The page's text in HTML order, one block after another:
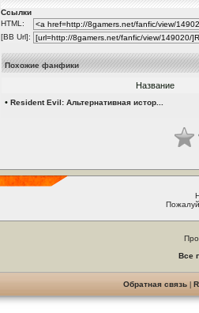
Ссылки
HTML:
[BB Url]:
Похожие фанфики
Название
• Resident Evil: Альтернативная истор...
Все
Обратная связь